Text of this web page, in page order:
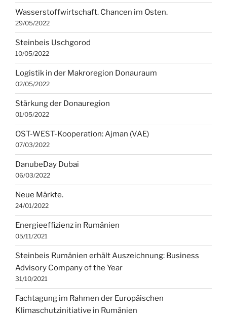
Wasserstoffwirtschaft. Chancen im Osten.
29/05/2022
Steinbeis Uschgorod
10/05/2022
Logistik in der Makroregion Donauraum
02/05/2022
Stärkung der Donauregion
01/05/2022
OST-WEST-Kooperation: Ajman (VAE)
07/03/2022
DanubeDay Dubai
06/03/2022
Neue Märkte.
24/01/2022
Energieeffizienz in Rumänien
05/11/2021
Steinbeis Rumänien erhält Auszeichnung: Business
Advisory Company of the Year
31/10/2021
Fachtagung im Rahmen der Europäischen
Klimaschutzinitiative in Rumänien